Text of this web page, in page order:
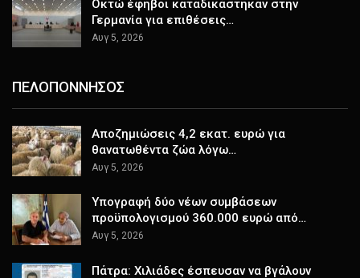
Οκτώ έφηβοι καταδικάστηκαν στην
Γερμανία για επιθέσεις…
Αυγ 5, 2026
ΠΕΛΟΠΟΝΝΗΣΟΣ
Αποζημιώσεις 4,2 εκατ. ευρώ για
θανατωθέντα ζώα λόγω…
Αυγ 5, 2026
Υπογραφή δύο νέων συμβάσεων
προϋπολογισμού 360.000 ευρώ από…
Αυγ 5, 2026
Πάτρα: Χιλιάδες έσπευσαν να βγάλουν